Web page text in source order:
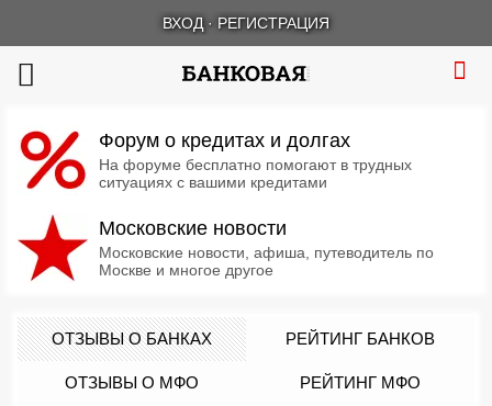
ВХОД · РЕГИСТРАЦИЯ
Форум о кредитах и долгах
На форуме бесплатно помогают в трудных
ситуациях с вашими кредитами
Московские новости
Московские новости, афиша, путеводитель по
Москве и многое другое
ОТЗЫВЫ О БАНКАХ РЕЙТИНГ БАНКОВ
ОТЗЫВЫ О МФО РЕЙТИНГ МФО